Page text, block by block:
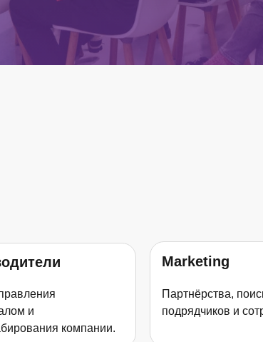
и
компании.
Marketing
Партнёрства,
подрядчиков и